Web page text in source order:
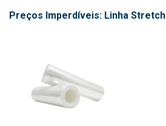
Preços Imperdíveis: Linha Stretch